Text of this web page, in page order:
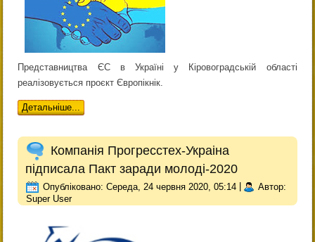
Представництва ЄС в Україні у Кіровоградській області
реалізовується проєкт Європікнік.
Детальніше...
Компанія Прогресстех-Украіна
підписала Пакт заради молоді-2020
Опубліковано: Середа, 24 червня 2020, 05:14
Автор:
Super User